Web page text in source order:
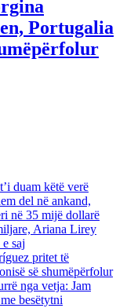
Portugalia
duam këtë verë
del në ankand,
në 35 mijë dollarë
Ariana Lirey
saj
pritet të
së shumëpërfolur
nga vetja: Jam
besëtytni